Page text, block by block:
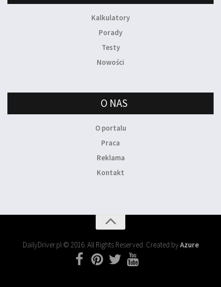
Kalkulatory
Porady
Testy
Nowości
O NAS
O portalu
Praca
Reklama
Kontakt
DailyDriver.pl © 2016. All Rights Reserved. Created byAzure